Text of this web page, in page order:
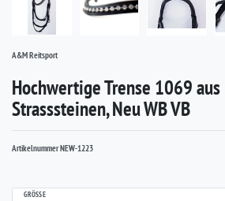
A&M Reitsport
Hochwertige Trense 1069
Strasssteinen, Neu WB VB
ArtikelnummerNEW-1223
GRÖSSE